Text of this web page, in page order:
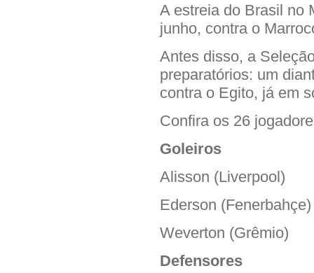
A estreia do Brasil no
junho, contra o
Antes disso, a
preparatórios: um
contra o Egito, já em
Confira os 26
Goleiros
Alisson (Liverpool)
Ederson (Fenerbahçe)
Weverton (Grêmio)
Defensores